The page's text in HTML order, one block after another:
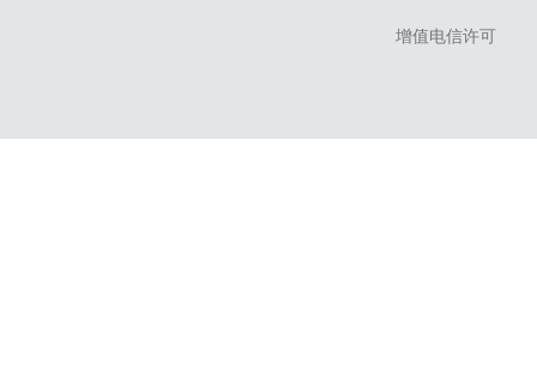
增值电信许可